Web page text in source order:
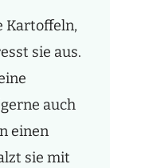
Kartoffeln,
sie aus.
auch
einen
sie mit